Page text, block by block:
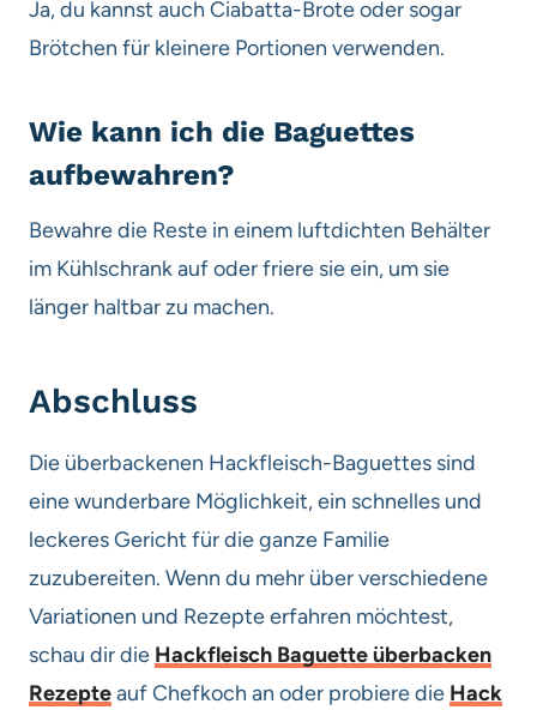
Ja, du kannst auch Ciabatta-Brote oder sogar
Brötchen für kleinere Portionen verwenden.
Wie kann ich die Baguettes
aufbewahren?
Bewahre die Reste in einem luftdichten Behälter
im Kühlschrank auf oder friere sie ein, um sie
länger haltbar zu machen.
Abschluss
Die überbackenen Hackfleisch-Baguettes sind
eine wunderbare Möglichkeit, ein schnelles und
leckeres Gericht für die ganze Familie
zuzubereiten. Wenn du mehr über verschiedene
Variationen und Rezepte erfahren möchtest,
schau dir die Hackfleisch Baguette überbacken
Rezepteauf Chefkoch an oder probiere die Hack